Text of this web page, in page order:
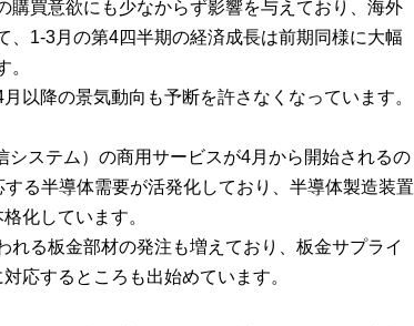
購買意欲にも少なからず影響を与えており、海外
、1-3月の第4四半期の経済成長は前期同様に大幅
。
以降の景気動向も予断を許さなくなっています。
システム）の商用サービスが4月から開始されるの
る半導体需要が活発化しており、半導体製造装置
化しています。
れる板金部材の発注も増えており、板金サプライ
応するところも出始めています。